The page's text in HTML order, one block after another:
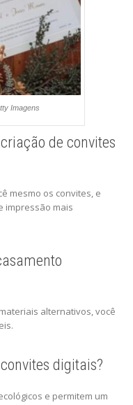
Imagens
de convites
mesmo os convites, e
impressão mais
alternativos, você
digitais?
e permitem um